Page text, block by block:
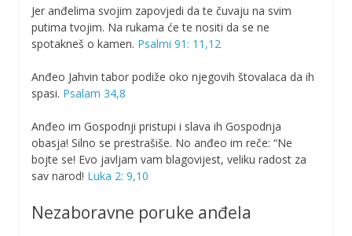
Jer anđelima svojim zapovjedi da te čuvaju na svim
putima tvojim. Na rukama će te nositi da se ne
spotakneš o kamen. Psalmi 91: 11,12
Anđeo Jahvin tabor podiže oko njegovih štovalaca da ih
spasi. Psalam 34,8
Anđeo im Gospodnji pristupi i slava ih Gospodnja
obasja! Silno se prestrašiše. No anđeo im reče: “Ne
bojte se! Evo javljam vam blagovijest, veliku radost za
sav narod! Luka 2: 9,10
Nezaboravne poruke anđela